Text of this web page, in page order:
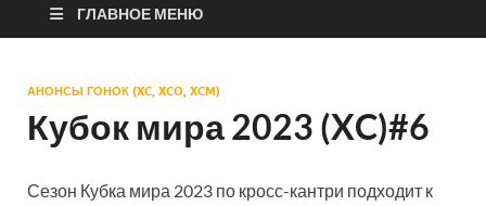
ГЛАВНОЕ МЕНЮ
АНОНСЫ ГОНОК (XC, XCO, XCM)
Кубок мира 2023 (XC)#6
Сезон Кубка мира 2023 по кросс-кантри подходит к